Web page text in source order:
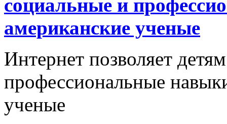
социальные и
американские ученые
Интернет позволяет
профессиональные
ученые